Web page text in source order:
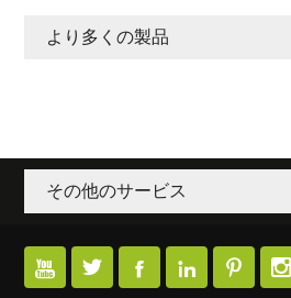
より多くの製品
その他のサービス
     